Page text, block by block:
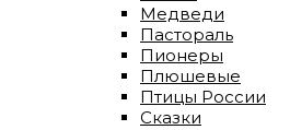
Медведи
Пастораль
Пионеры
Плюшевые
Птицы России
Сказки